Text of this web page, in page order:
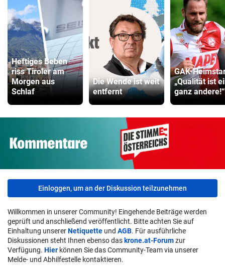
Heftiges Beben
riss Tiroler am
Morgen aus
Schlaf
Die Wende ist weit
entfernt
GAK-
„Qualität ist
ganz andere!“
Einloggen, um an der Diskussion teilzunehmen
Willkommen in unserer Community! Eingehende Beiträge werden
geprüft und anschließend veröffentlicht. Bitte achten Sie auf
Einhaltung unsererNetiquette und AGB. Für ausführliche
Diskussionen steht Ihnen ebenso das krone.at-Forumzur
Verfügung. Hier können Sie das Community-Team via unserer
Melde- und Abhilfestelle kontaktieren.